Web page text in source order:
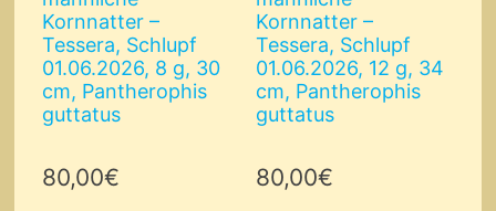
Kornnatter –
Tessera, Schlupf
01.06.2026, 8 g, 30
cm, Pantherophis
guttatus
80,00€
Kornnatter –
Tessera, Schlupf
01.06.2026, 12 g, 34
cm, Pantherophis
guttatus
80,00€